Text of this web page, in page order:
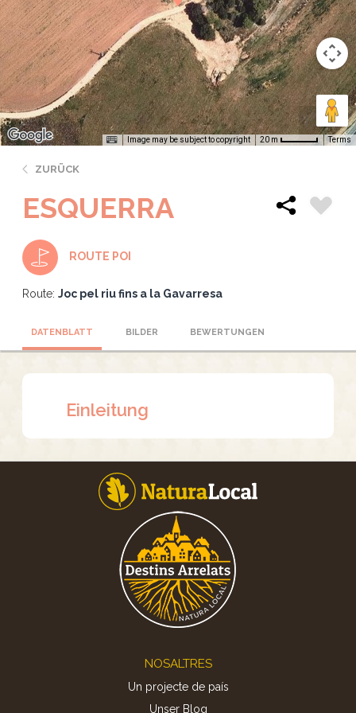
Image may be subject to copyright 20 m Terms
ZURÜCK
ESQUERRA
ROUTE POI
Route: Joc pel riu fins a la Gavarresa
DATENBLATT BILDER BEWERTUNGEN
Einleitung
NOSALTRES
Un projecte de país
Unser Blog